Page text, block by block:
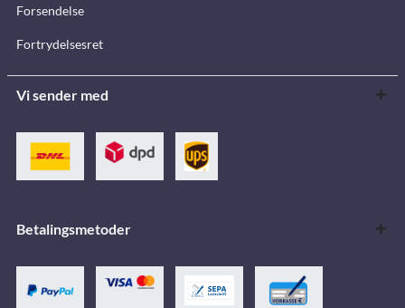
Forsendelse
Fortrydelsesret
Vi sender med
Betalingsmetoder